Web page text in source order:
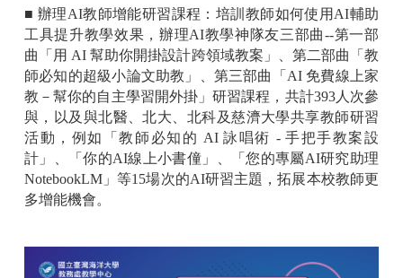
■ 辦理AI教師增能研習課程：培訓教師如何使用AI輔助
工具提升教學效果，辦理AI教學神隊友三部曲--第一部
曲「用 AI 幫助你開掛設計跨領域教案」、第二部曲「教
師必知的超級小論文助教」、第三部曲「AI 免費線上家
教－幫你的自主學習開外掛」研習課程，共計393人次參
與，以及與北醫、北大、北科及慈濟大學共享教師研習
活動，例如「教師必知的 AI 詠唱術 - 手把手教案設
計」、「你的AI線上小書僮」、「您的專屬AI研究助理
NotebookLM」等15場次的AI研習主題，拓展本校教師更
多增能機會。